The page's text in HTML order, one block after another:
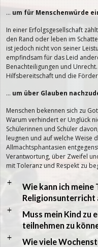
… um für Menschenwürde
In einer Erfolgsgesellschaft
den Rand oder leben im
ist jedoch nicht von seiner
empfindsam für das Leid
Benachteiligungen und
Hilfsbereitschaft und die
… um über Glauben
Menschen bekennen sich zu
Warum verhindert er Unglück
Schülerinnen und Schüler
leugnen und auf welche Weise
Allmachtsphantasien
Verantwortung, über Zweifel
mit Toleranz und Respekt zu
a
Wie kann ich meine
Religionsunterricht
a
Muss mein Kind zu
teilnehmen zu
a
Wie viele